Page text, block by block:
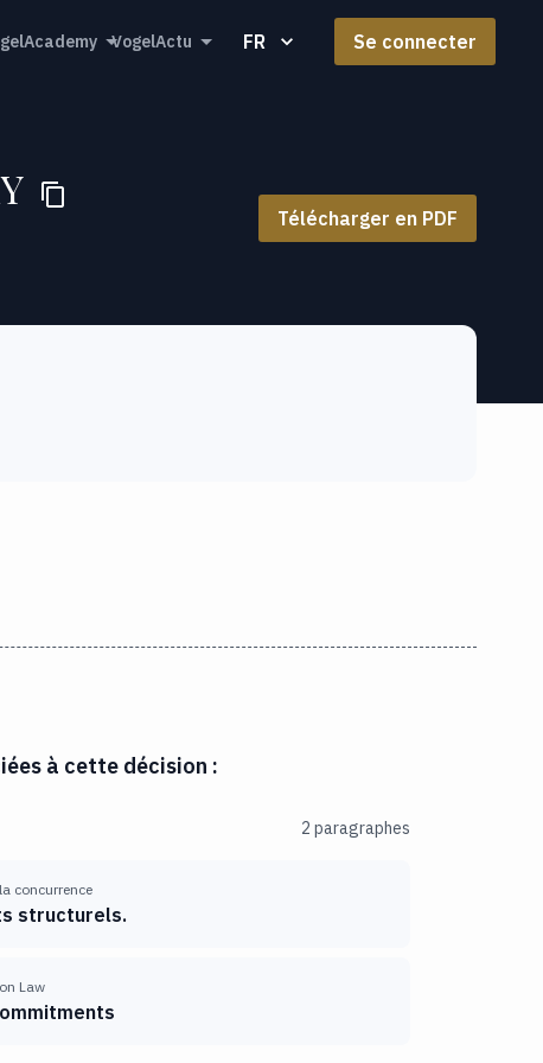
VogelActu FR Se connecter
Télécharger en PDF
à cette décision :
2 paragraphes
concurrence
structurels.
Law